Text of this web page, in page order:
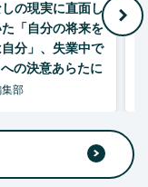
の現実に直面し
「自分の将来を
分」、失業中で
の決意あらたに
部